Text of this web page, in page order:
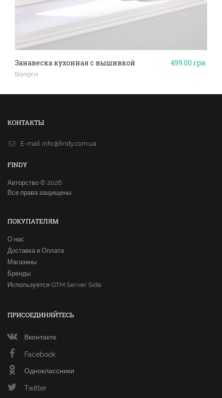
499.00грн.
Занавеска кухонная с вышивкой
Bonprix
КОНТАКТЫ
E-mail. info@findy.com.ua
FINDY
Авторство © 2026
Все права защищены.
ПОКУПАТЕЛЯМ
О нас
Доставка и Оплата
Магазины
Бренды
Используется GTM Server Side
ПРИСОЕДИНЯЙТЕСЬ
Вконтакте
Facebook
Одноклассники
Twitter